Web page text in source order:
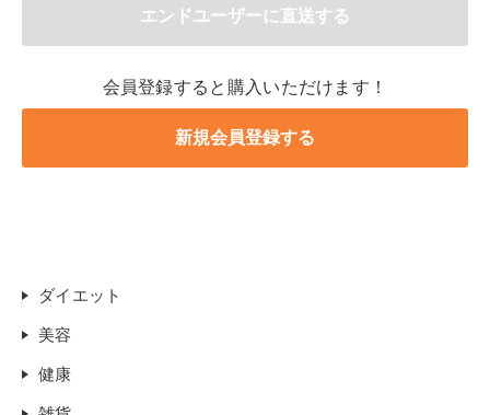
会員登録すると購入いただけます！
ダイエット
美容
健康